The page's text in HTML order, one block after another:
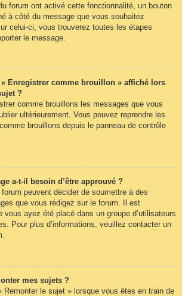
forum ont activé cette fonctionnalité, un bouton
à côté du message que vous souhaitez
celui-ci, vous trouverez toutes les étapes
le message.
Enregistrer comme brouillon » affiché lors
?
comme brouillons les messages que vous
ultérieurement. Vous pouvez reprendre les
brouillons depuis le panneau de contrôle
a-t-il besoin d’être approuvé ?
peuvent décider de soumettre à des
que vous rédigez sur le forum. Il est
vous ayez été placé dans un groupe d’utilisateurs
Pour plus d’informations, veuillez contacter un
mes sujets ?
Remonter le sujet » lorsque vous êtes en train de